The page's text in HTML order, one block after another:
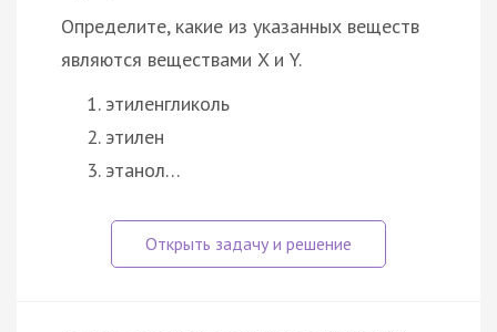
Определите, какие из указанных веществ
являются веществами X и Y.
этиленгликоль
этилен
этанол…